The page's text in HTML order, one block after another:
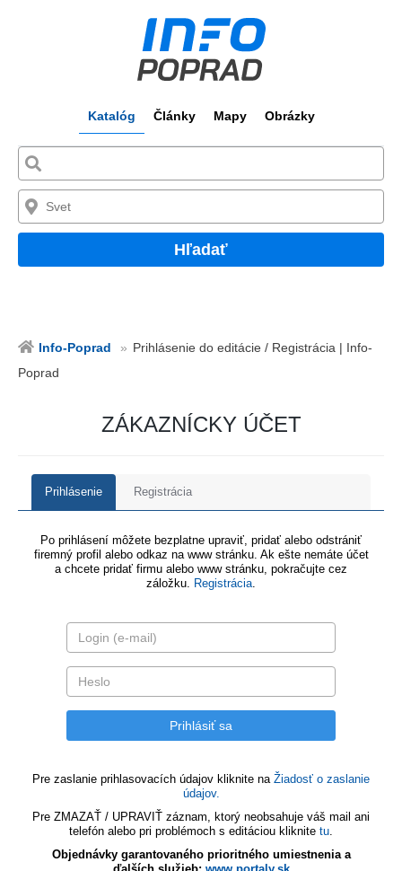
Katalóg Články Mapy Obrázky
Hľadať
Info-Poprad
Prihlásenie do editácie / Registrácia | Info-
Poprad
ZÁKAZNÍCKY ÚČET
Prihlásenie Registrácia
Po prihlásení môžete bezplatne upraviť, pridať alebo odstrániť
firemný profil alebo odkaz na www stránku. Ak ešte nemáte účet
a chcete pridať firmu alebo www stránku, pokračujte cez
záložku. Registrácia.
Pre zaslanie prihlasovacích údajov kliknite na Žiadosť o zaslanie
údajov.
Pre ZMAZAŤ / UPRAVIŤ záznam, ktorý neobsahuje váš mail ani
telefón alebo pri problémoch s editáciou kliknite tu.
Objednávky garantovaného prioritného umiestnenia a